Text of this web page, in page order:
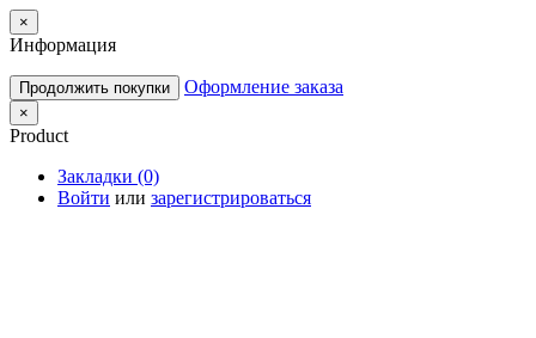
×
Информация
Продолжить покупки Оформление заказа
×
Product
Закладки (0)
Войти или зарегистрироваться